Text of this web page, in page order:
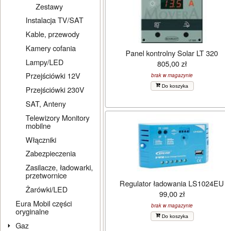
Zestawy
Instalacja TV/SAT
Kable, przewody
Kamery cofania
Lampy/LED
Przejściówki 12V
Przejściówki 230V
SAT, Anteny
Telewizory Monitory
mobilne
Włączniki
Zabezpieczenia
Zasilacze, ładowarki,
przetwornice
Żarówki/LED
Eura Mobil części
oryginalne
Gaz
Panel kontrolny Solar LT 320
805,00 zł
brak w magazynie
Do koszyka
Regulator ładowania LS1024EU
99,00 zł
brak w magazynie
Do koszyka